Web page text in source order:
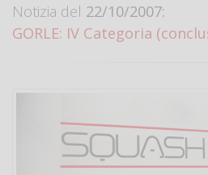
Notizia del 22/10/2007:
GORLE: IV Categoria